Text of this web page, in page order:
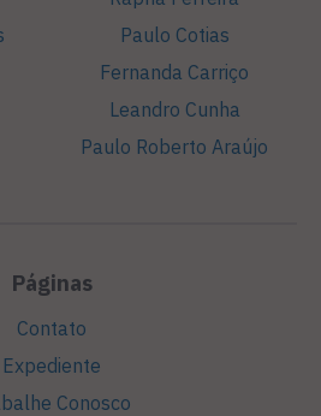
Paulo Cotias
Fernanda Carriço
Leandro Cunha
Paulo Roberto Araújo
Páginas
Contato
Expediente
Conosco